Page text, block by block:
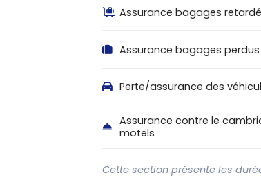
Assurance bagages
Assurance bagages
Perte/assurance des
Assurance contre le
motels
Cette section présente les